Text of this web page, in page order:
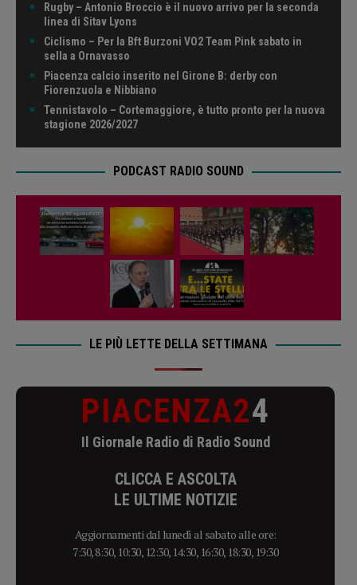
Rugby – Antonio Broccio è il nuovo arrivo per la seconda
linea di Sitav Lyons
Ciclismo – Per la Bft Burzoni VO2 Team Pink sabato in
sella a Ornavasso
Piacenza calcio inserito nel Girone B: derby con
Fiorenzuola e Nibbiano
Tennistavolo – Cortemaggiore, è tutto pronto per la nuova
stagione 2026/2027
PODCAST RADIO SOUND
LE PIÙ LETTE DELLA SETTIMANA
PIACENZA24
Il Giornale Radio di Radio Sound
CLICCA E ASCOLTA
LE ULTIME NOTIZIE
Aggiornamenti dal lunedì al sabato alle ore:
7:30, 8:30, 10:30, 12:30, 14:30, 16:30, 18:30, 19:30